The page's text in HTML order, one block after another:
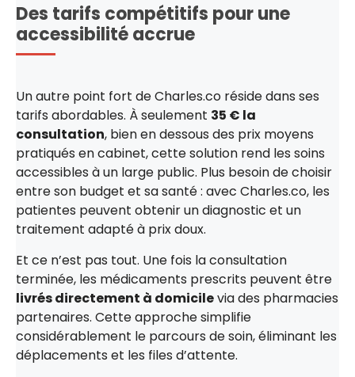
Des tarifs compétitifs pour une
accessibilité accrue
Un autre point fort de Charles.co réside dans ses
tarifs abordables. À seulement 35 € la
consultation, bien en dessous des prix moyens
pratiqués en cabinet, cette solution rend les soins
accessibles à un large public. Plus besoin de choisir
entre son budget et sa santé : avec Charles.co, les
patientes peuvent obtenir un diagnostic et un
traitement adapté à prix doux.
Et ce n’est pas tout. Une fois la consultation
terminée, les médicaments prescrits peuvent être
livrés directement à domicilevia des pharmacies
partenaires. Cette approche simplifie
considérablement le parcours de soin, éliminant les
déplacements et les files d’attente.